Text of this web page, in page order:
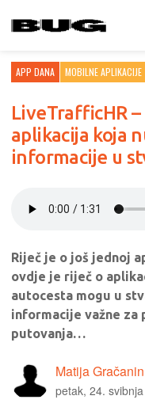
APP DANA MOBILNE APLIKACIJE
LiveTrafficHR –
aplikacija koja
informacije u
Riječ je o još jednoj
ovdje je riječ o
autocesta mogu u
informacije važne za
putovanja…
Matija Gračanin
petak, 24.